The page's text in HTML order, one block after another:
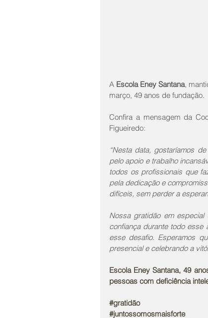
A Escola Eney Santana,
março, 49 anos de fundação.
Confira a mensagem da
Figueiredo:
“Nesta data, gostaríamos
pelo apoio e trabalho
todos os profissionais que
pela dedicação e
difíceis, sem perder a
Nossa gratidão em
confiança durante todo esse
esse desafio. Esperamos
presencial e celebrando a
Escola Eney Santana, 49
pessoas com deficiência
#gratidão
#juntossomosmaisforte